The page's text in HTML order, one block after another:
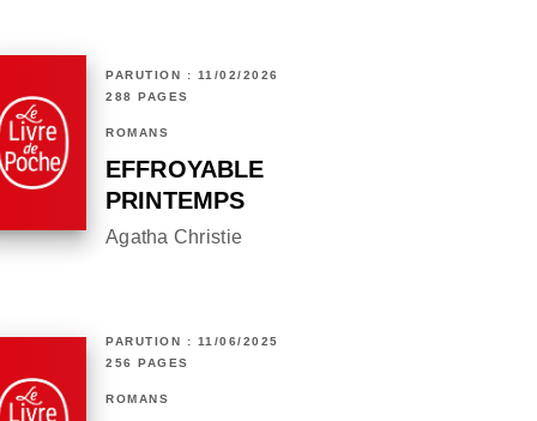
PARUTION : 11/02/2026
288 PAGES
ROMANS
EFFROYABLE
PRINTEMPS
Agatha Christie
PARUTION : 11/06/2025
256 PAGES
ROMANS